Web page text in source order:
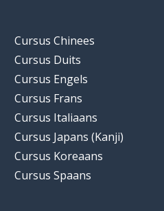
Cursus Chinees
Cursus Duits
Cursus Engels
Cursus Frans
Cursus Italiaans
Cursus Japans (Kanji)
Cursus Koreaans
Cursus Spaans